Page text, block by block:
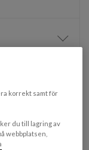
Visa/
korrekt samt för
du till lagring av
webbplatsen,